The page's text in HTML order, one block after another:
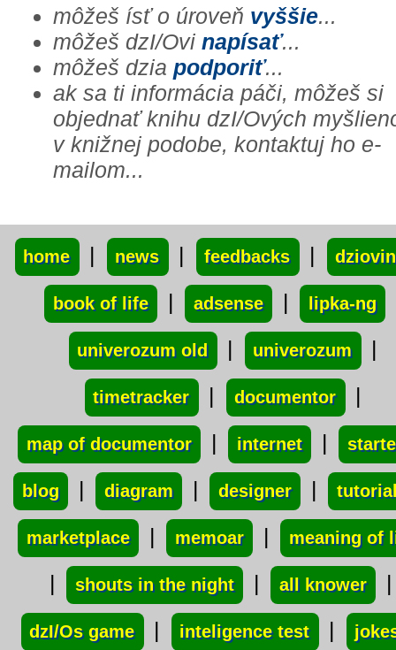
môžeš ísť o úroveň vyššie...
môžeš dzI/Ovi napísať...
môžeš dzia podporiť...
ak sa ti informácia páči, môžeš si
objednať knihu dzI/Ových
v knižnej podobe, kontaktuj ho e-
mailom...
home | news | feedbacks |
book of life | adsense | lipka-ng
univerozum old | univerozum |
timetracker | documentor |
map of documentor | internet |
blog | diagram | designer |
marketplace | memoar | meaning of
| shouts in the night | all knower |
dzI/Os game | inteligence test |